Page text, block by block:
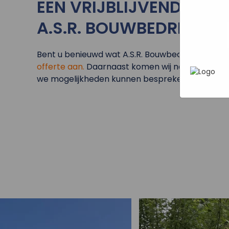
EEN VRIJBLIJVENDE
A.S.R. BOUWBEDRIJF BV
Bent u benieuwd wat A.S.R. Bouwbedrijf BV voor
offerte aan. Daarnaast komen wij natuurlijk
we mogelijkheden kunnen bespreken.
uw
heen
wordt
je